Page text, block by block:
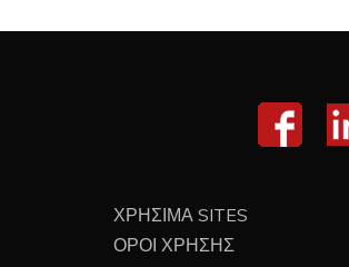
ΧΡΗΣΙΜΑ SITES
ΟΡΟΙ ΧΡΗΣΗΣ